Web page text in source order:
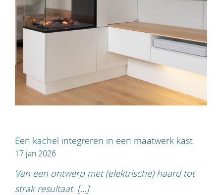
Een kachel integreren in een maatwerk kast
17 jan 2026
Van een ontwerp met (elektrische) haard tot
strak resultaat. [...]